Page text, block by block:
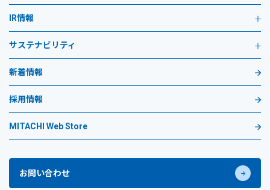
IR情報
サステナビリティ
新着情報
採用情報
MITACHI Web Store
お問い合わせ